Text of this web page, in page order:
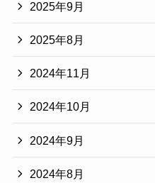
2025年9月
2025年8月
2024年11月
2024年10月
2024年9月
2024年8月